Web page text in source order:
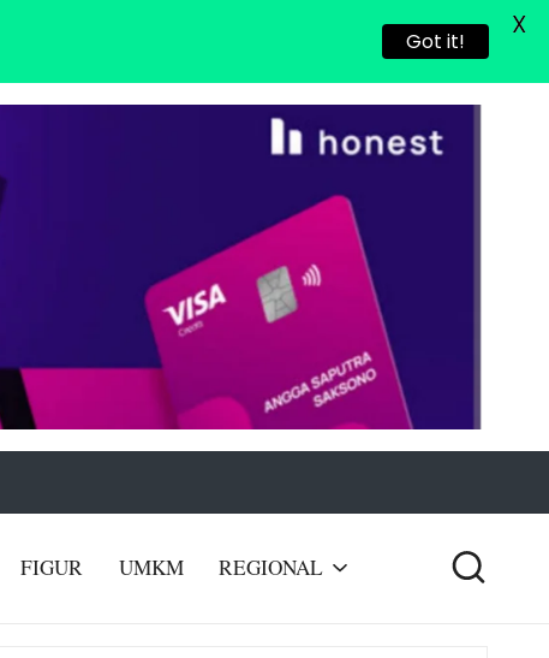
FIGUR UMKM REGIONAL
Got it!
X